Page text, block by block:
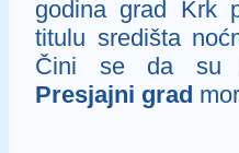
godina grad Krk
titulu središta
Čini se da su
Presjajni grad